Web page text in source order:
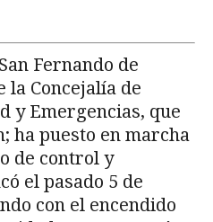
Fernando de
la Concejalía de
y Emergencias, que
ha puesto en marcha
de control y
el pasado 5 de
con el encendido